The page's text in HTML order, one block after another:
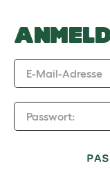
E-Mail-Adresse
Passwort: